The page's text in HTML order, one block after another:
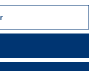
por el Reglamento (UE)
Consejo, de 12 de febrero
|Accesibilidad|Mapa web